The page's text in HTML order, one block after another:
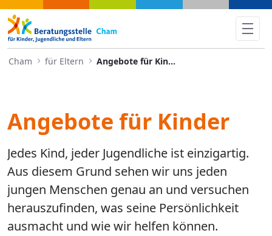
Angebote für Kinder - Cham
Cham für Eltern Angebote für Kinder
Angebote für Kinder
Jedes Kind, jeder Jugendliche ist einzigartig.
Aus diesem Grund sehen wir uns jeden
jungen Menschen genau an und versuchen
herauszufinden, was seine Persönlichkeit
ausmacht und wie wir helfen können.